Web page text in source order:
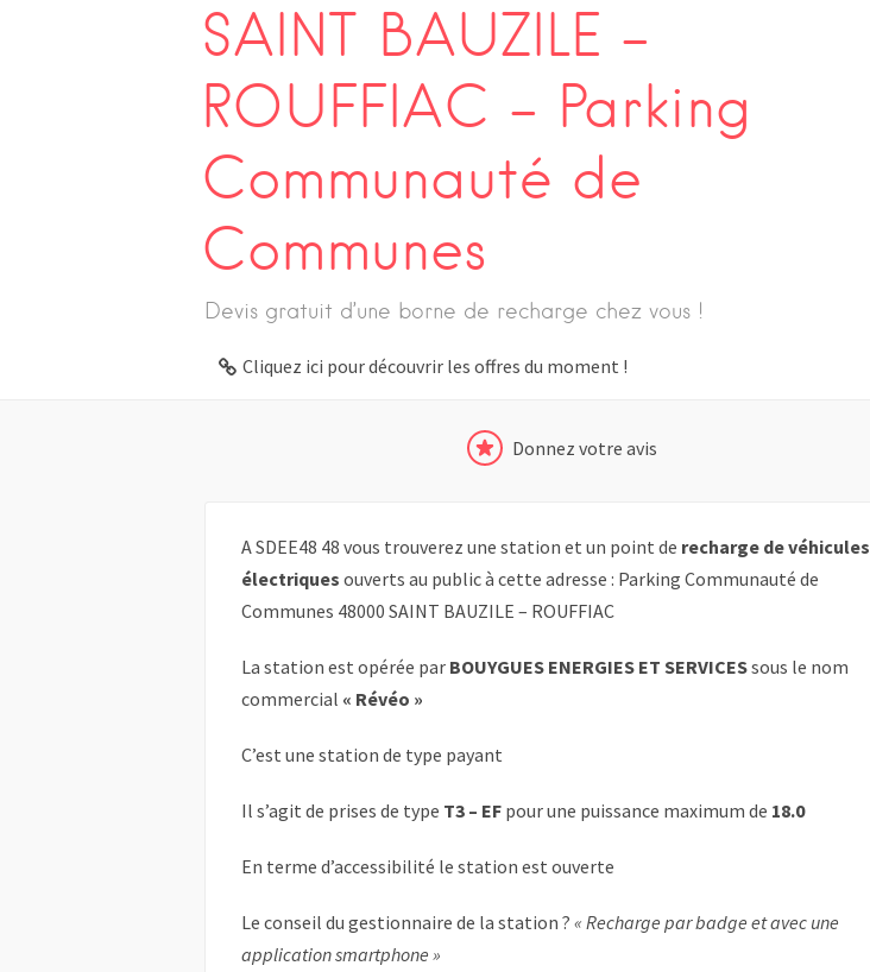
SAINT BAUZILE –
ROUFFIAC – Parking
Communauté de
Communes
Devis gratuit d’une borne de recharge chez vous !
Cliquez ici pour découvrir les offres du moment !
Donnez votre avis
A SDEE48 48 vous trouverez une station et un point de recharge de véhicules
électriques ouverts au public à cette adresse : Parking Communauté de
Communes 48000 SAINT BAUZILE – ROUFFIAC
La station est opérée par BOUYGUES ENERGIES ET SERVICESsous le nom
commercial « Révéo »
C’est une station de type payant
Il s’agit de prises de type T3 – EF pour une puissance maximum de 18.0
En terme d’accessibilité le station est ouverte
Le conseil du gestionnaire de la station ? « Recharge par badge et avec une
application smartphone »